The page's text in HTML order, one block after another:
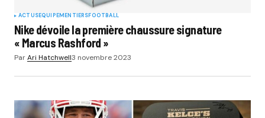
ACTUSEQUIPEMENTIERSFOOTBALL
Nike dévoile la première chaussure signature
« Marcus Rashford »
ParAri Hatchwell3 novembre 2023